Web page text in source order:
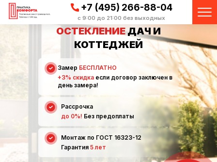
+7 (495) 266-88-04
с 9:00 до 21:00 без выходных
ОСТЕКЛЕНИЕДАЧ И
КОТТЕДЖЕЙ
Замер БЕСПЛАТНО
+3% скидка если договор заключен в
день замера!
Рассрочка
до 0%! Без предоплаты
Монтаж по ГОСТ 16323-12
Гарантия 5 лет